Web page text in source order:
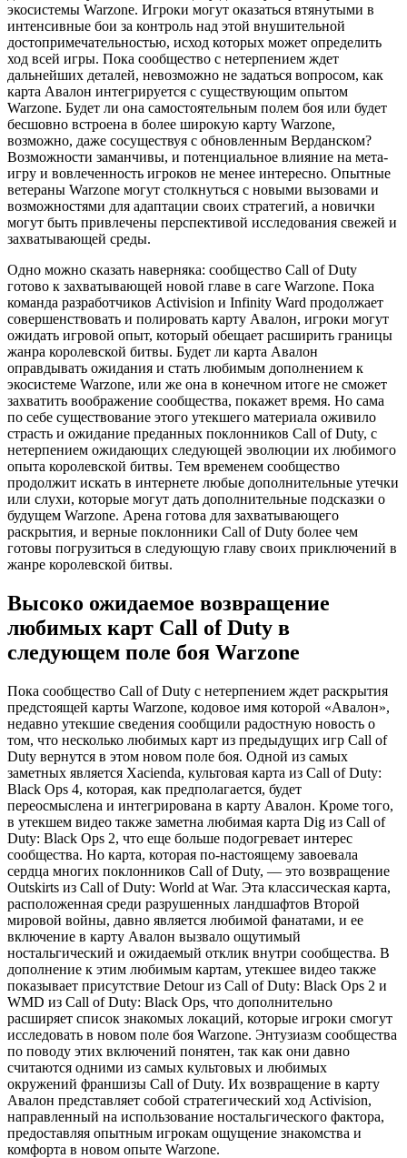
экосистемы Warzone. Игроки могут оказаться втянутыми в
интенсивные бои за контроль над этой внушительной
достопримечательностью, исход которых может определить
ход всей игры. Пока сообщество с нетерпением ждет
дальнейших деталей, невозможно не задаться вопросом, как
карта Авалон интегрируется с существующим опытом
Warzone. Будет ли она самостоятельным полем боя или будет
бесшовно встроена в более широкую карту Warzone,
возможно, даже сосуществуя с обновленным Верданском?
Возможности заманчивы, и потенциальное влияние на мета-
игру и вовлеченность игроков не менее интересно. Опытные
ветераны Warzone могут столкнуться с новыми вызовами и
возможностями для адаптации своих стратегий, а новички
могут быть привлечены перспективой исследования свежей и
захватывающей среды.
Одно можно сказать наверняка: сообщество Call of Duty
готово к захватывающей новой главе в саге Warzone. Пока
команда разработчиков Activision и Infinity Ward продолжает
совершенствовать и полировать карту Авалон, игроки могут
ожидать игровой опыт, который обещает расширить границы
жанра королевской битвы. Будет ли карта Авалон
оправдывать ожидания и стать любимым дополнением к
экосистеме Warzone, или же она в конечном итоге не сможет
захватить воображение сообщества, покажет время. Но сама
по себе существование этого утекшего материала оживило
страсть и ожидание преданных поклонников Call of Duty, с
нетерпением ожидающих следующей эволюции их любимого
опыта королевской битвы. Тем временем сообщество
продолжит искать в интернете любые дополнительные утечки
или слухи, которые могут дать дополнительные подсказки о
будущем Warzone. Арена готова для захватывающего
раскрытия, и верные поклонники Call of Duty более чем
готовы погрузиться в следующую главу своих приключений в
жанре королевской битвы.
Высоко ожидаемое возвращение
любимых карт Call of Duty в
следующем поле боя Warzone
Пока сообщество Call of Duty с нетерпением ждет раскрытия
предстоящей карты Warzone, кодовое имя которой «Авалон»,
недавно утекшие сведения сообщили радостную новость о
том, что несколько любимых карт из предыдущих игр Call of
Duty вернутся в этом новом поле боя. Одной из самых
заметных является Хacienda, культовая карта из Call of Duty:
Black Ops 4, которая, как предполагается, будет
переосмыслена и интегрирована в карту Авалон. Кроме того,
в утекшем видео также заметна любимая карта Dig из Call of
Duty: Black Ops 2, что еще больше подогревает интерес
сообщества. Но карта, которая по-настоящему завоевала
сердца многих поклонников Call of Duty, — это возвращение
Outskirts из Call of Duty: World at War. Эта классическая карта,
расположенная среди разрушенных ландшафтов Второй
мировой войны, давно является любимой фанатами, и ее
включение в карту Авалон вызвало ощутимый
ностальгический и ожидаемый отклик внутри сообщества. В
дополнение к этим любимым картам, утекшее видео также
показывает присутствие Detour из Call of Duty: Black Ops 2 и
WMD из Call of Duty: Black Ops, что дополнительно
расширяет список знакомых локаций, которые игроки смогут
исследовать в новом поле боя Warzone. Энтузиазм сообщества
по поводу этих включений понятен, так как они давно
считаются одними из самых культовых и любимых
окружений франшизы Call of Duty. Их возвращение в карту
Авалон представляет собой стратегический ход Activision,
направленный на использование ностальгического фактора,
предоставляя опытным игрокам ощущение знакомства и
комфорта в новом опыте Warzone.